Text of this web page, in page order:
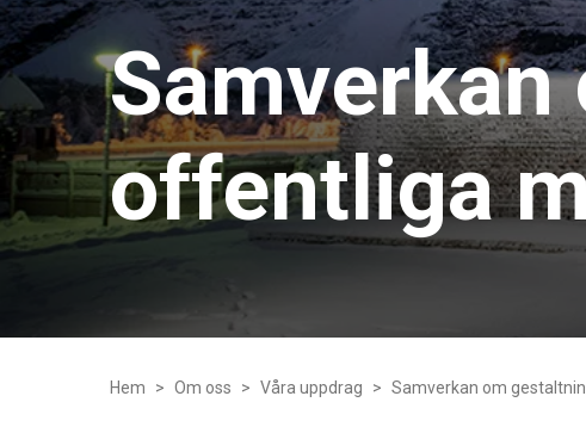
offentliga
Hem Om oss Våra uppdrag Samverkan om